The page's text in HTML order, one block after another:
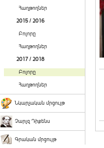
Հաղթողներ
2015 / 2016
Բոլորը
Հաղթողներ
2017 / 2018
Բոլորը
Հաղթողներ
Նկարչական մրցույթ
Չարլզ Դիքենս
Գրական մրցույթ